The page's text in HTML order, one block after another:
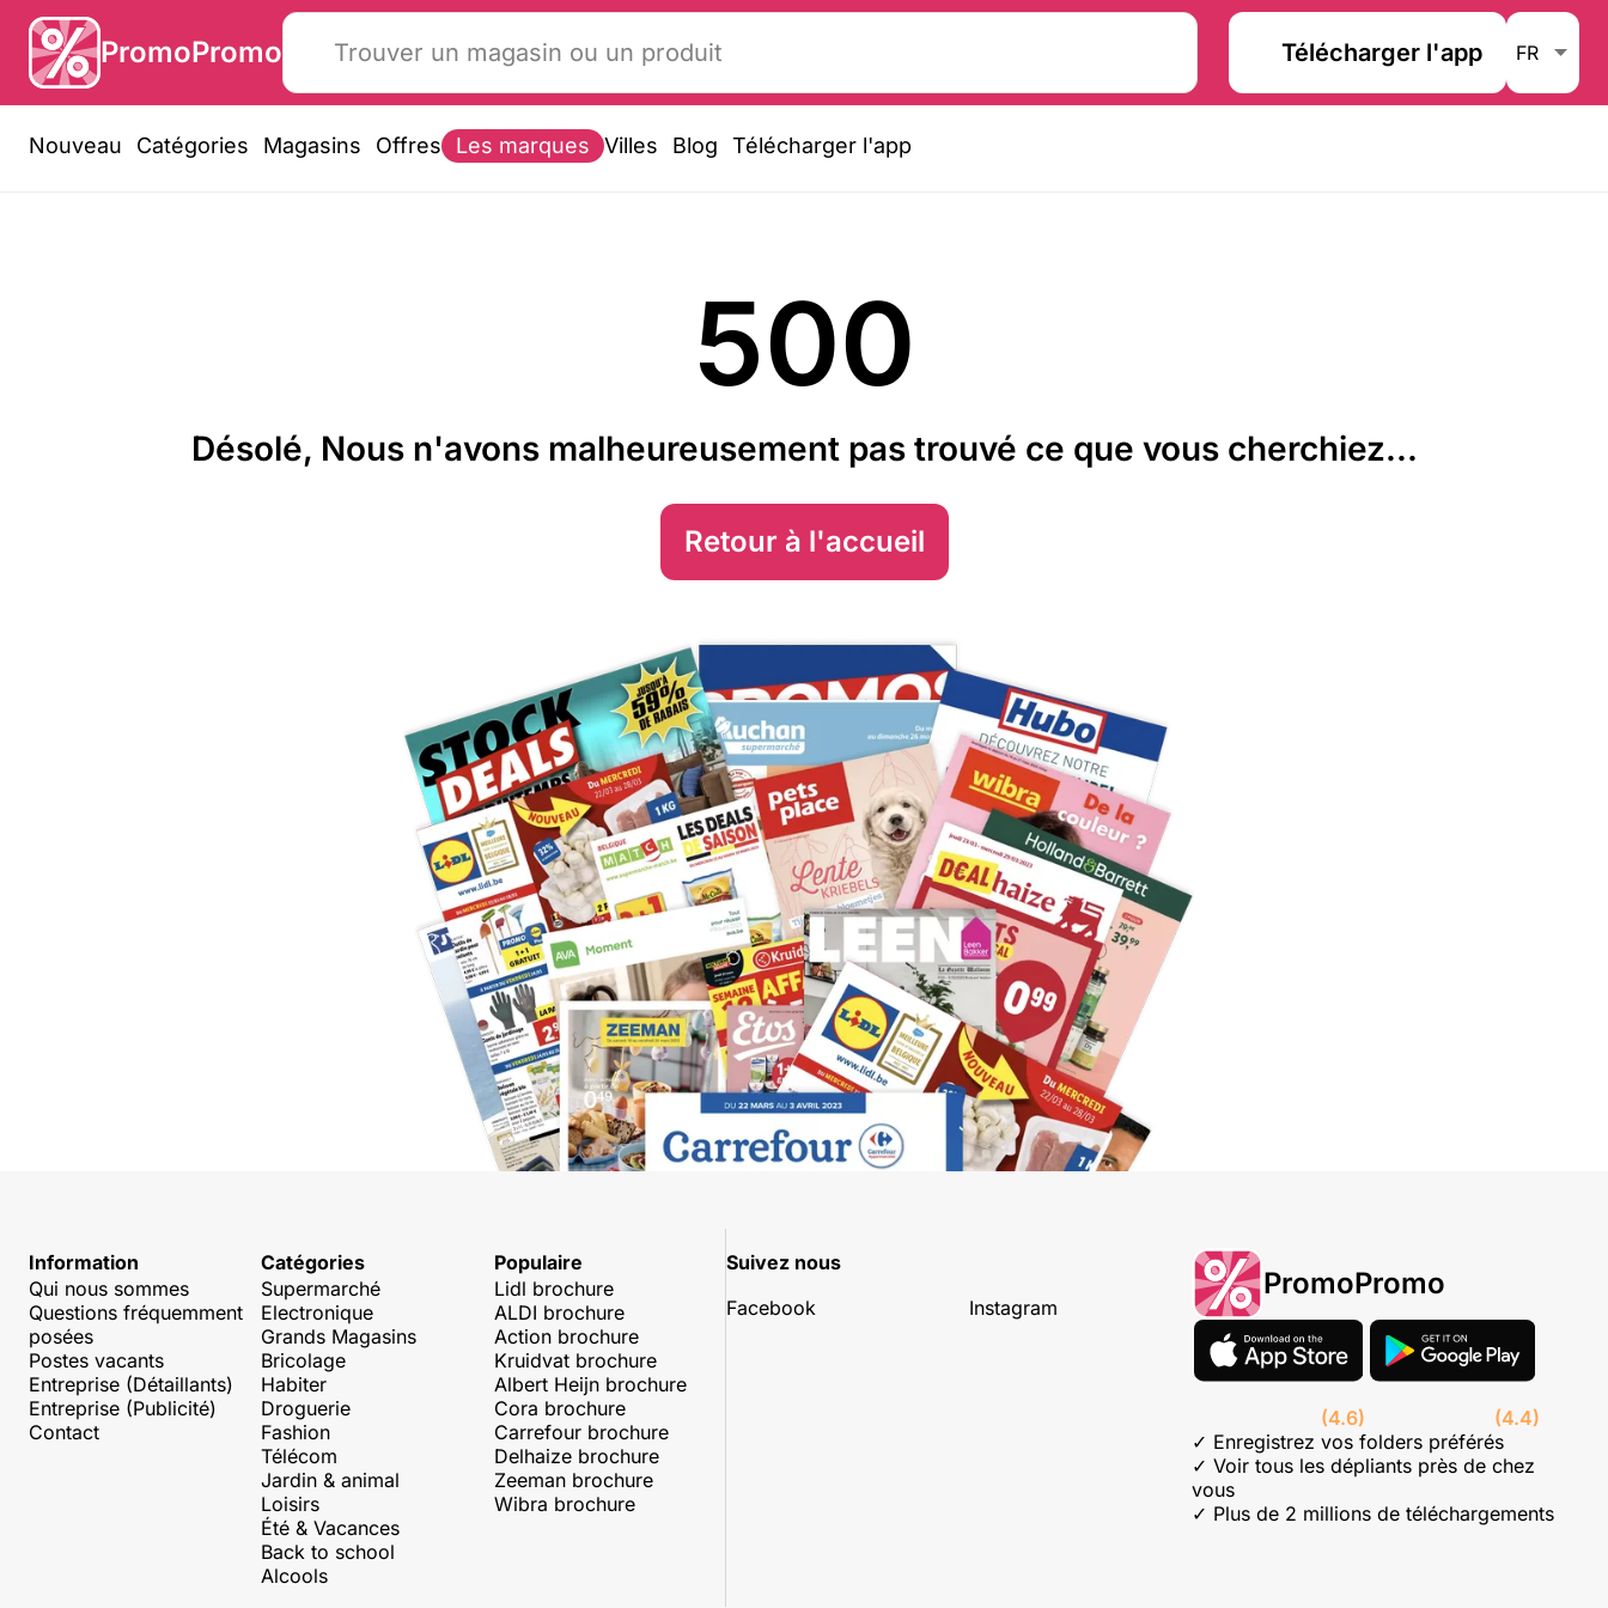
PromoPromo Télécharger l'app
Nouveau Catégories Magasins Offres Les marques Villes Blog Télécharger l'app
500
Désolé, Nous n'avons malheureusement pas trouvé ce que vous cherchiez...
Retour à l'accueil
Information
Qui nous sommes
Questions fréquemment
posées
Postes vacants
Entreprise (Détaillants)
Entreprise (Publicité)
Contact
Catégories
Supermarché
Electronique
Grands Magasins
Bricolage
Habiter
Droguerie
Fashion
Télécom
Jardin & animal
Loisirs
Été & Vacances
Back to school
Alcools
Populaire
Lidl brochure
ALDI brochure
Action brochure
Kruidvat brochure
Albert Heijn brochure
Cora brochure
Carrefour brochure
Delhaize brochure
Zeeman brochure
Wibra brochure
Suivez nous
Facebook
Instagram
PromoPromo
(4.6)
(4.4)
✓ Enregistrez vos folders préférés
✓ Voir tous les dépliants près de chez
vous
✓ Plus de 2 millions de téléchargements